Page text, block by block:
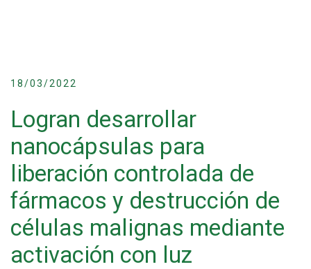
18/03/2022
Logran desarrollar
nanocápsulas para
liberación controlada de
fármacos y destrucción de
células malignas mediante
activación con luz